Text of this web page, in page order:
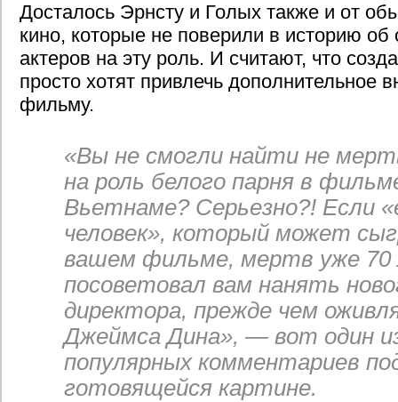
Досталось Эрнсту и Голых также и от
кино, которые не поверили в историю об
актеров на эту роль. И считают, что
просто хотят привлечь дополнительное
фильму.
«Вы не смогли найти не
на роль белого парня в
Вьетнаме? Серьезно?! Если
человек», который может
вашем фильме, мертв уже
посоветовал вам нанять
директора, прежде чем
Джеймса Дина», — вот один
популярных комментариев
готовящейся картине.